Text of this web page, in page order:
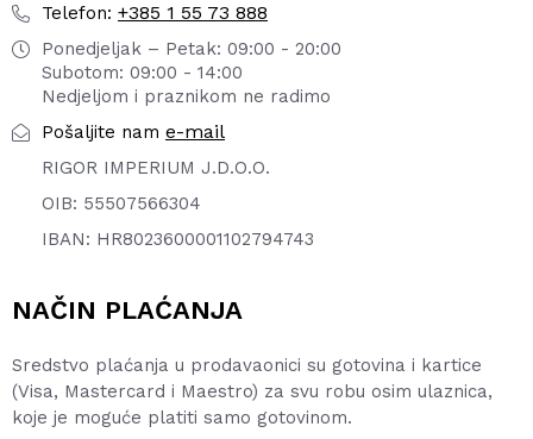
Telefon: +385 1 55 73 888
Ponedjeljak – Petak: 09:00 - 20:00
Subotom: 09:00 - 14:00
Nedjeljom i praznikom ne radimo
Pošaljite nam e-mail
RIGOR IMPERIUM J.D.O.O.
OIB: 55507566304
IBAN: HR8023600001102794743
NAČIN PLAĆANJA
Sredstvo plaćanja u prodavaonici su gotovina i kartice
(Visa, Mastercard i Maestro) za svu robu osim ulaznica,
koje je moguće platiti samo gotovinom.